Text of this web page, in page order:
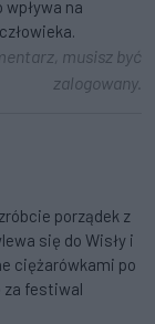
na
musisz być
zalogowany.
porządek z
się do Wisły i
ciężarówkami po
za festiwal